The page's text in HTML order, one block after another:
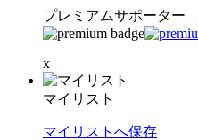
プレミアムサポーター
x
マイリスト
マイリストへ保存